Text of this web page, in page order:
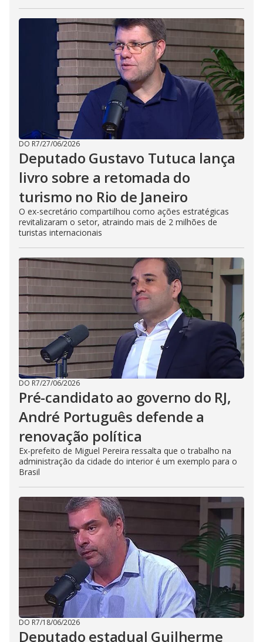
DO R7/27/06/2026
Deputado Gustavo Tutuca lança
livro sobre a retomada do
turismo no Rio de Janeiro
O ex-secretário compartilhou como ações estratégicas
revitalizaram o setor, atraindo mais de 2 milhões de
turistas internacionais
DO R7/27/06/2026
Pré-candidato ao governo do RJ,
André Português defende a
renovação política
Ex-prefeito de Miguel Pereira ressalta que o trabalho na
administração da cidade do interior é um exemplo para o
Brasil
DO R7/18/06/2026
Deputado estadual Guilherme